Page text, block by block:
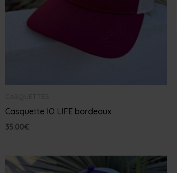
Casquette IO LIFE bordeaux
35.00€